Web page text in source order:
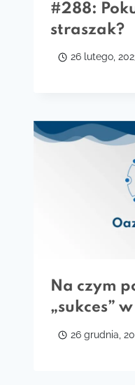
#288:
straszak?
26 lutego,
Na czym
„sukces”
26 grudnia,